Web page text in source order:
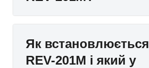
Як встановлюється
REV-201M і який у